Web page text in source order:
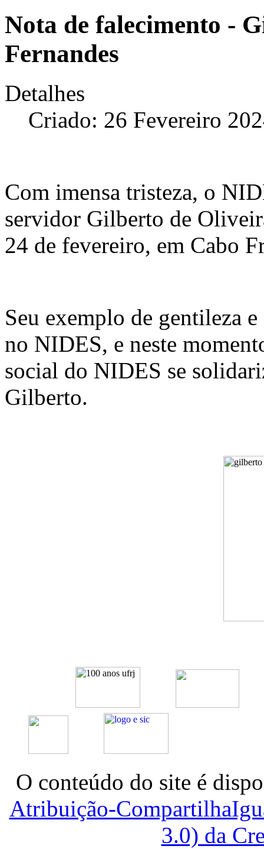
Nota de falecimento -
Fernandes
Detalhes
Criado: 26 Fevereiro
Com imensa tristeza, o
servidor Gilberto de
24 de fevereiro, em Cabo
Seu exemplo de gentileza
no NIDES, e neste
social do NIDES se
Gilberto.
O conteúdo do site é
Atribuição-
3.0) da